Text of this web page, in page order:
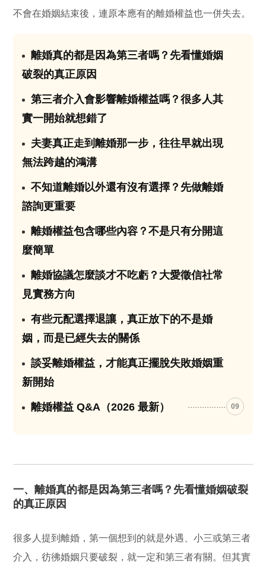
不會在婚姻結束後，連原本應有的離婚權益也一併失去。
離婚真的都是因為第三者嗎？先看懂婚姻
破裂的真正原因
第三者介入會影響離婚權益嗎？很多人其
實一開始就想錯了
夫妻真正走到離婚那一步，往往早就出現
無法跨越的鴻溝
不知道離婚以外還有沒有選擇？先做離婚
諮詢更重要
離婚權益包含哪些內容？不是只有分開這
麼簡單
離婚協議怎麼談才不吃虧？大愛徵信社常
見實務方向
有些元配選擇退讓，真正放下的不是婚
姻，而是已經失去的關係
談妥離婚權益，才能真正擺脫失敗婚姻重
新開始
離婚權益 Q&A（2026 最新） 09
一、離婚真的都是因為第三者嗎？先看懂婚姻破裂
的真正原因
很多人提到離婚，第一個想到的就是外遇、小三或第三者
介入，彷彿婚姻只要破裂，就一定和第三者有關。但其實